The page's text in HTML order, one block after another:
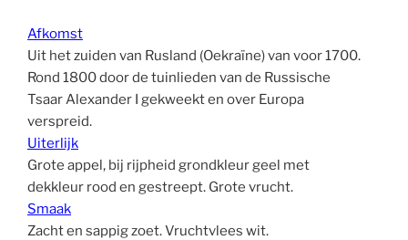
Afkomst
Uit het zuiden van Rusland (Oekraïne) van voor 1700.
Rond 1800 door de tuinlieden van de Russische
Tsaar Alexander I gekweekt en over Europa
verspreid.
Uiterlijk
Grote appel, bij rijpheid grondkleur geel met
dekkleur rood en gestreept. Grote vrucht.
Smaak
Zacht en sappig zoet. Vruchtvlees wit.